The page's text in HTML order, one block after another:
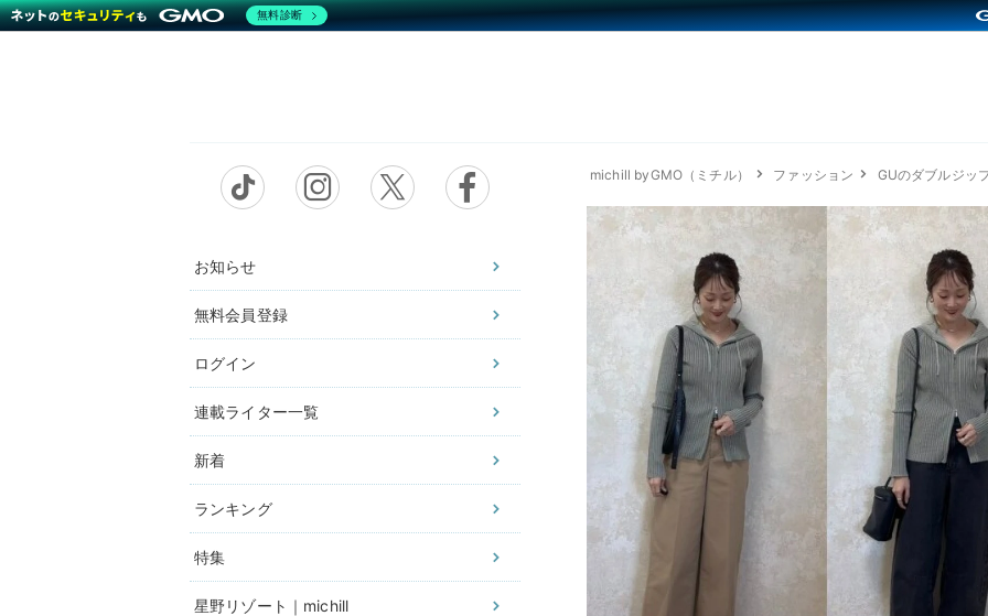
お知らせ
無料会員登録
ログイン
連載ライター一覧
新着
ランキング
特集
星野リゾート｜michill
michill byGMO（ミチル） ファッション GUのダブルジッ
無料診断